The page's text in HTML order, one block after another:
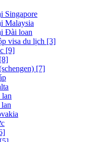
Singapore
Malaysia
Đài loan
visa du lịch [3]
[9]
[7]